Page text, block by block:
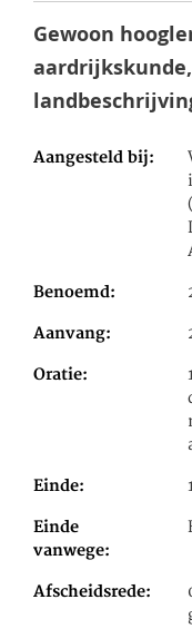
Gewoon
Aangesteld bij
Benoemd
Aanvang
Oratie
Einde
Einde
vanwege
Afscheidsrede